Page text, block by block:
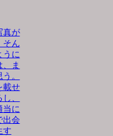
真が
そん
うに
ま
。
載せ
、
当に
出会
す